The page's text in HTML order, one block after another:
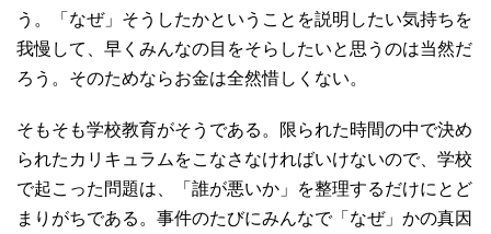
う。「なぜ」そうしたかということを説明したい気持ちを
我慢して、早くみんなの目をそらしたいと思うのは当然だ
ろう。そのためならお金は全然惜しくない。
そもそも学校教育がそうである。限られた時間の中で決め
られたカリキュラムをこなさなければいけないので、学校
で起こった問題は、「誰が悪いか」を整理するだけにとど
まりがちである。事件のたびにみんなで「なぜ」かの真因